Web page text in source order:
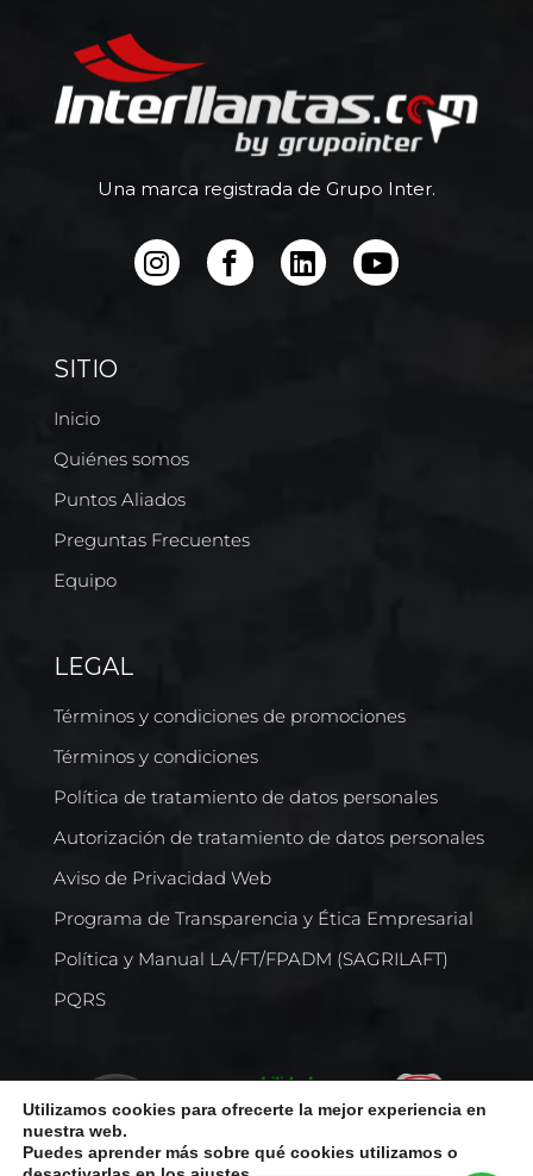
Una marca registrada de Grupo Inter.
SITIO
Inicio
Quiénes somos
Puntos Aliados
Preguntas Frecuentes
Equipo
LEGAL
Términos y condiciones de promociones
Términos y condiciones
Política de tratamiento de datos personales
Autorización de tratamiento de datos personales
Aviso de Privacidad Web
Programa de Transparencia y Ética Empresarial
Política y Manual LA/FT/FPADM (SAGRILAFT)
PQRS
Utilizamos cookies para ofrecerte la mejor experiencia en
nuestra web.
Puedes aprender más sobre qué cookies utilizamos o